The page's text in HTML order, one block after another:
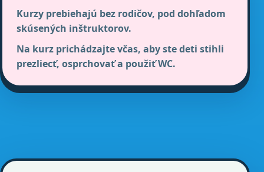
Kurzy prebiehajú bez rodičov, pod dohľadom
skúsených inštruktorov.
Na kurz prichádzajte včas, aby ste deti stihli
prezliecť, osprchovať a použiť WC.